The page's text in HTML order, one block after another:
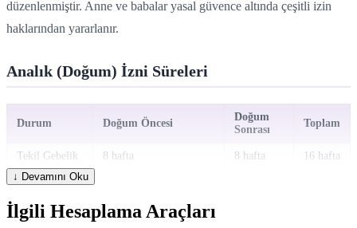
düzenlenmiştir. Anne ve babalar yasal güvence altında çeşitli izin
haklarından yararlanır.
Analık (Doğum) İzni Süreleri
Durum Doğum Öncesi
Doğum
Sonrası
Toplam
Tekil Gebelik 8 hafta 8 hafta 16 hafta
Çoğul Gebelik
Kalan süre doğum
↓ Devamını Oku
İlgili Hesaplama Araçları